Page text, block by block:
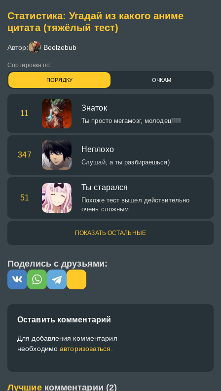
Статистика: Угадай из какого аниме
цитата (тяжёлый тест)
Автор: Beelzebub
Сортировка по:
ПОРЯДКУ ОЧКАМ
11
Знаток
Ты просто мегамозг, молодец!!!!!
347
Неплохо
Слушай, а ты разбираешься)
51
Ты старался
Похоже тест вышел действительно
очень сложным
ПОКАЗАТЬ ОСТАЛЬНЫЕ
Поделись с друзьями:
Оставить комментарий
Для добавления комментария
необходимоавторизоваться.
Лучшие комментарии (2)